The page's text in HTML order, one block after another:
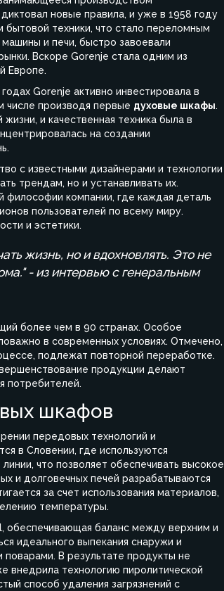
новые правила, и уже в 1958 году
бытовой техники, что стало переломным
и печи, быстро завоевали
Вскоре Gorenje стала одним из
Европе.
Gorenje активно инвестировала в
числе производя первые духовые шкафы.
и качественная техника была в
на создании
с известными дизайнерами и технологии
трендам, но и устанавливать их.
философии компании, где каждая деталь
пользователей по всему миру.
и эстетики.
жизнь, но и вдохновлять. Это не
- из интервью с генеральным
более чем в 90 странах. Особое
в современных условиях. Отмечено,
подлежат повторной переработке.
продукции делают
потребителей.
шкафов
передовых технологий и
в Словении, где используются
что позволяет обеспечивать высокое
и долговечных печей разрабатываются
за счет использования материалов,
температуры.
обеспечивающая баланс между верхним и
идеального выпекания снаружи и
В результате продукты не
внедрила технологию пиролитической
способ удаления загрязнений с